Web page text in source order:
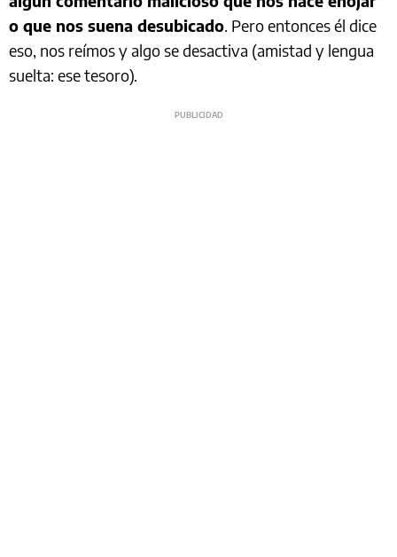
o que nos suena desubicado. Pero entonces él dice
eso, nos reímos y algo se desactiva (amistad y lengua
suelta: ese tesoro).